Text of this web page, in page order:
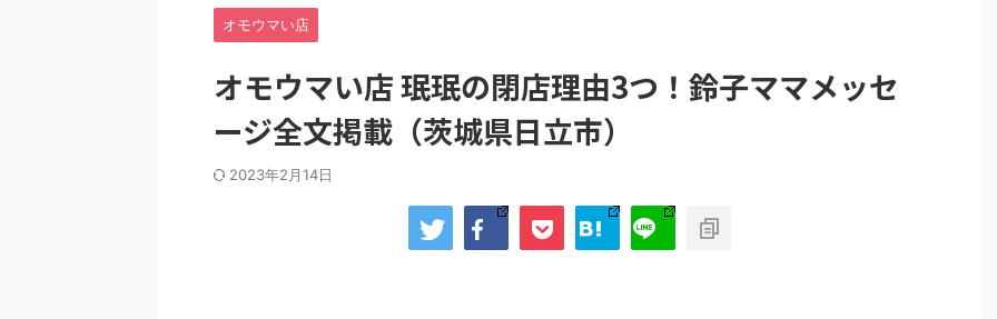
オモウマい店
オモウマい店 珉珉の閉店理由3つ！鈴子ママメッセ
ージ全文掲載（茨城県日立市）
2023年2月14日